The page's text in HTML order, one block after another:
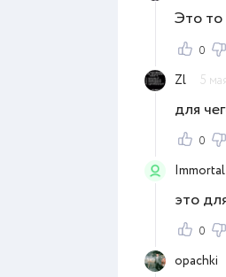
Это то
0
Zl
5
для
0
это
0
opachki